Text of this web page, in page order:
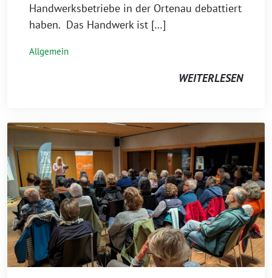
Handwerksbetriebe in der Ortenau debattiert
haben. Das Handwerk ist […]
Allgemein
WEITERLESEN